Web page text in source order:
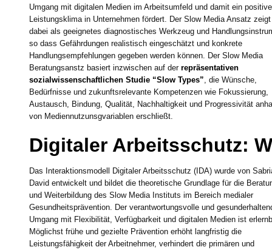
Umgang mit digitalen Medien im Arbeitsumfeld und damit ein
Leistungsklima in Unternehmen fördert. Der Slow Media Ansatz
dabei als geeignetes diagnostisches Werkzeug und
so dass Gefährdungen realistisch eingeschätzt und konkrete
Handlungsempfehlungen gegeben werden können. Der Slow Media
Beratungsanstz basiert inzwischen auf der repräsentativen
sozialwissenschaftlichen Studie “Slow Types” , die Wünsche,
Bedürfnisse und zukunftsrelevante Kompetenzen wie Fokussierung,
Austausch, Bindung, Qualität, Nachhaltigkeit und Progressivität
von Mediennutzunsgvariablen erschließt.
Digitaler Arbeitsschutz:
Das Interaktionsmodell Digitaler Arbeitsschutz (IDA) wurde von
David entwickelt und bildet die theoretische Grundlage für die
und Weiterbildung des Slow Media Instituts im Bereich medialer
Gesundheitsprävention. Der verantwortungsvolle und
Umgang mit Flexibilität, Verfügbarkeit und digitalen Medien ist
Möglichst frühe und gezielte Prävention erhöht langfristig die
Leistungsfähigkeit der Arbeitnehmer, verhindert die primären und